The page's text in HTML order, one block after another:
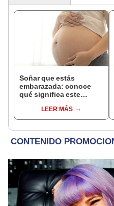
Soñar que estás
embarazada: conoce
qué significa este
LEER MÁS